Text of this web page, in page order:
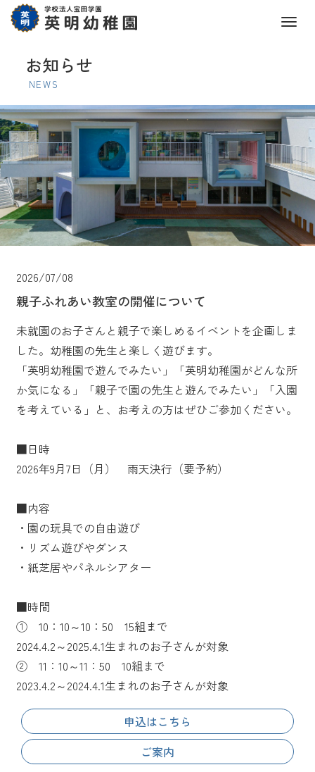
M
お知らせ
NEWS
2026/07/08
親子ふれあい教室の開催について
未就園のお子さんと親子で楽しめるイベントを企画しま
した。幼稚園の先生と楽しく遊びます。
「英明幼稚園で遊んでみたい」「英明幼稚園がどんな所
か気になる」「親子で園の先生と遊んでみたい」「入園
を考えている」と、お考えの方はぜひご参加ください。
■日時
2026年9月7日（月） 雨天決行（要予約）
■内容
・園の玩具での自由遊び
・リズム遊びやダンス
・紙芝居やパネルシアター
■時間
① 10：10～10：50 15組まで
2024.4.2～2025.4.1生まれのお子さんが対象
② 11：10～11：50 10組まで
2023.4.2～2024.4.1生まれのお子さんが対象
申込はこちら
ご案内